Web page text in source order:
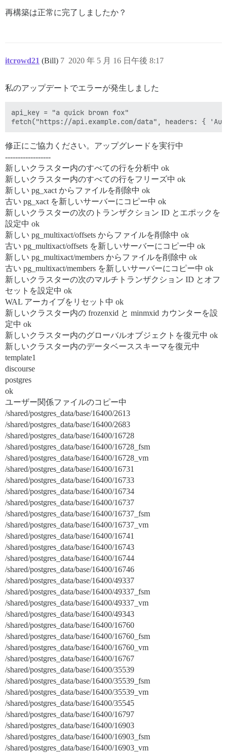
再構築は正常に完了しましたか？
itcrowd21 (Bill) 2020 年 5 月 16 日午後 8:17
7
私のアップデートでエラーが発生しました
api_key = "a quick brown fox"
修正にご協力ください。アップグレードを実行中
------------------
新しいクラスター内のすべての行を分析中 ok
新しいクラスター内のすべての行をフリーズ中 ok
新しい pg_xact からファイルを削除中 ok
古い pg_xact を新しいサーバーにコピー中 ok
新しいクラスターの次のトランザクション ID とエポックを
設定中 ok
新しい pg_multixact/offsets からファイルを削除中 ok
古い pg_multixact/offsets を新しいサーバーにコピー中 ok
新しい pg_multixact/members からファイルを削除中 ok
古い pg_multixact/members を新しいサーバーにコピー中 ok
新しいクラスターの次のマルチトランザクション ID とオフ
セットを設定中 ok
WAL アーカイブをリセット中 ok
新しいクラスター内の frozenxid と minmxid カウンターを設
定中 ok
新しいクラスター内のグローバルオブジェクトを復元中 ok
新しいクラスター内のデータベーススキーマを復元中
template1
discourse
postgres
ok
ユーザー関係ファイルのコピー中
/shared/postgres_data/base/16400/2613
/shared/postgres_data/base/16400/2683
/shared/postgres_data/base/16400/16728
/shared/postgres_data/base/16400/16728_fsm
/shared/postgres_data/base/16400/16728_vm
/shared/postgres_data/base/16400/16731
/shared/postgres_data/base/16400/16733
/shared/postgres_data/base/16400/16734
/shared/postgres_data/base/16400/16737
/shared/postgres_data/base/16400/16737_fsm
/shared/postgres_data/base/16400/16737_vm
/shared/postgres_data/base/16400/16741
/shared/postgres_data/base/16400/16743
/shared/postgres_data/base/16400/16744
/shared/postgres_data/base/16400/16746
/shared/postgres_data/base/16400/49337
/shared/postgres_data/base/16400/49337_fsm
/shared/postgres_data/base/16400/49337_vm
/shared/postgres_data/base/16400/49343
/shared/postgres_data/base/16400/16760
/shared/postgres_data/base/16400/16760_fsm
/shared/postgres_data/base/16400/16760_vm
/shared/postgres_data/base/16400/16767
/shared/postgres_data/base/16400/35539
/shared/postgres_data/base/16400/35539_fsm
/shared/postgres_data/base/16400/35539_vm
/shared/postgres_data/base/16400/35545
/shared/postgres_data/base/16400/16797
/shared/postgres_data/base/16400/16903
/shared/postgres_data/base/16400/16903_fsm
/shared/postgres_data/base/16400/16903_vm